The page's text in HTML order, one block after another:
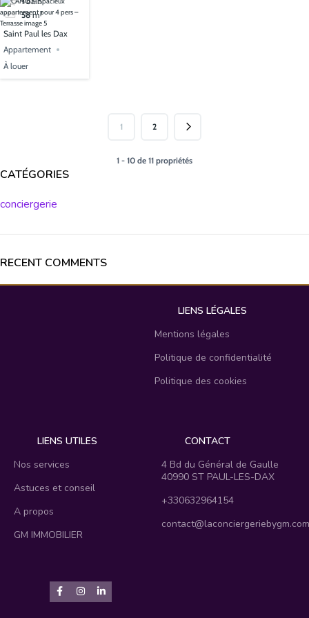
58 m²
Saint Paul les Dax
Appartement
À louer
1 2
1 - 10 de 11 propriétés
CATÉGORIES
conciergerie
RECENT COMMENTS
LIENS LÉGALES
Mentions légales
Politique de confidentialité
Politique des cookies
LIENS UTILES
Nos services
Astuces et conseil
A propos
GM IMMOBILIER
CONTACT
4 Bd du Général de Gaulle
40990 ST PAUL-LES-DAX
+330632964154
contact@laconciergeriebygm.com